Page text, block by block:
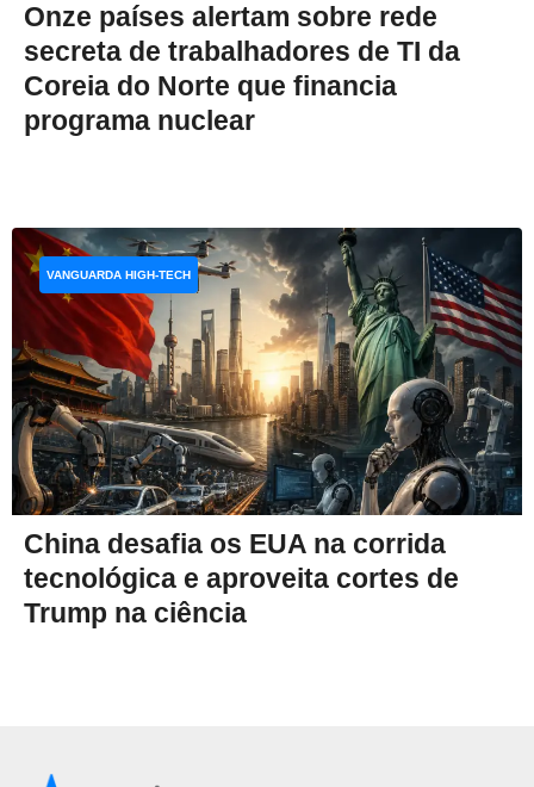
Onze países alertam sobre rede
secreta de trabalhadores de TI da
Coreia do Norte que financia
programa nuclear
China desafia os EUA na corrida
tecnológica e aproveita cortes de
Trump na ciência
VANGUARDA HIGH-TECH